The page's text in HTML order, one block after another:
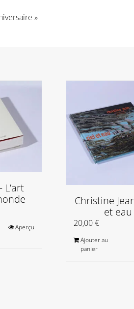
»
L’art
Aperçu
Christine
et eau
20,00€
Ajouter au
panier